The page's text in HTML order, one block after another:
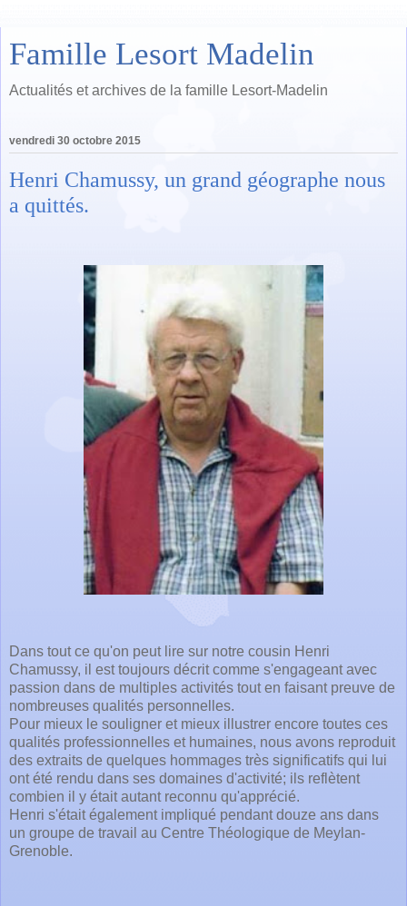
Famille Lesort Madelin
Actualités et archives de la famille Lesort-Madelin
vendredi 30 octobre 2015
Henri Chamussy, un grand géographe nous
a quittés.
Dans tout ce qu'on peut lire sur notre cousin Henri
Chamussy, il est toujours décrit comme s'engageant avec
passion dans de multiples activités tout en faisant preuve de
nombreuses qualités personnelles.
Pour mieux le souligner et mieux illustrer encore toutes ces
qualités professionnelles et humaines, nous avons reproduit
des extraits de quelques hommages très significatifs qui lui
ont été rendu dans ses domaines d'activité; ils reflètent
combien il y était autant reconnu qu'apprécié.
Henri s'était également impliqué pendant douze ans dans
un groupe de travail au Centre Théologique de Meylan-
Grenoble.